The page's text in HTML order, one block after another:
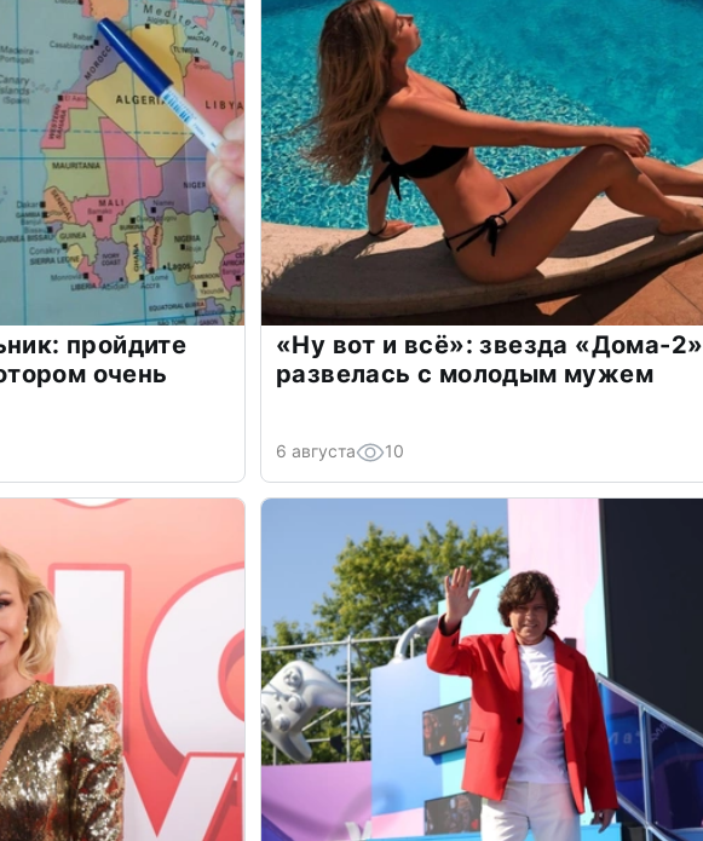
пройдите
очень
«Ну вот и всё»: звезда «Дома-2»
развелась с молодым мужем
6 августа 10